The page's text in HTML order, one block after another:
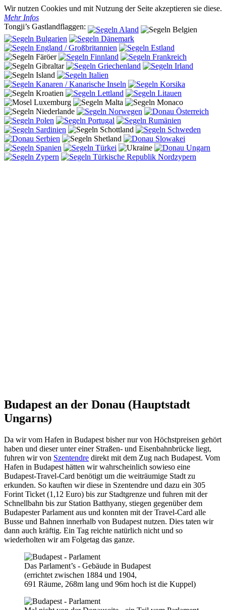
Wir nutzen Cookies und mit Nutzung der Seite akzeptieren sie diese.
Mehr Infos
Tongji’s Gastlandflaggen:
Budapest an der Donau (Hauptstadt
Ungarns)
Da wir vom Hafen in Budapest bisher nur von Höchstpreisen gehört
haben und dieser unter einer Straßen- und Eisenbahnbrücke liegt,
fuhren wir von Szentendre direkt mit dem Zug nach Budapest. Vom
Hafen in Budapest hätten wir wahrscheinlich sowieso eine
Budapest-Travel-Card benötigt um die weiträumige Stadt zu
erkunden. So kauften wir diese in Szentendre und dazu ein 305
Forint Ticket (1,12 Euro) bis zur Stadtgrenze und fuhren mit der
Schnellbahn bis zur Station Batthyany, stiegen gegenüber dem
Budapester Parlament aus und konnten mit der Travel-Card alle
Busse und Bahnen innerhalb von Budapest nutzen. Dies taten wir
dann auch kräftig. Ein Tag reichte natürlich nicht und so
wiederholten wir am Folgetag das ganze.
Das Parlament’s - Gebäude in Budapest
(errichtet zwischen 1884 und 1904,
691 Räume, 268m lang und 96m hoch ist die Kuppel)